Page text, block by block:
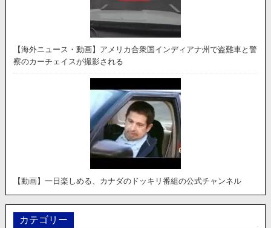
【海外ニュース・動画】アメリカ合衆国インディアナ州で盗難車と警
察のカーチェイスが撮影される
【動画】一日楽しめる、カナダのドッキリ番組の公式チャンネル
カテゴリー